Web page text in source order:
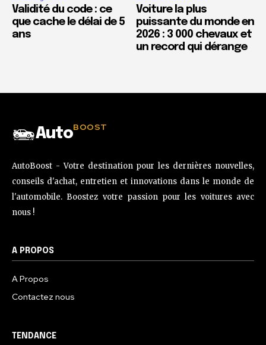
Validité du code : ce
que cache le délai de 5
ans
Voiture la plus
puissante du monde en
2026 : 3 000 chevaux et
un record qui dérange
AutoBOOST
AutoBoost - Votre destination pour les dernières nouvelles,
conseils d'achat, entretien et innovations dans le monde de
l'automobile. Boostez votre passion pour les voitures avec
nous !
A PROPOS
A Propos
Contactez nous
TENDANCE